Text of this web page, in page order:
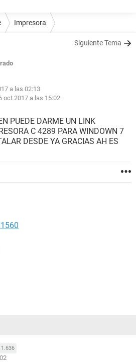
Impresora
Siguiente Tema
a las 02:13
oct 2017 a las 15:02
PUEDE DARME UN LINK
C 4289 PARA WINDOWN 7
DESDE YA GRACIAS AH ES